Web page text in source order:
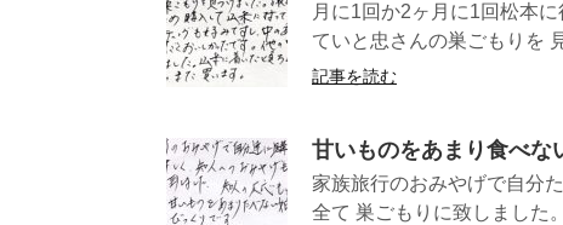
月に1回か2ヶ月に1回松本
ていと忠さんの巣ごもりを
記事を読む
甘いものをあまり食べな
家族旅行のおみやげで自分
全て 巣ごもりに致しました